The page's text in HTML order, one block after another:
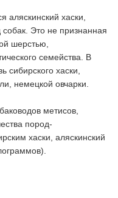
аляскинский хаски,
Это не признанная
шерстью,
семейства. В
сибирского хаски,
немецкой овчарки.
метисов,
пород-
хаски, аляскинский